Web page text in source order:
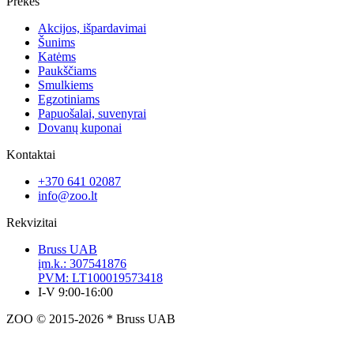
Akcijos, išpardavimai
Šunims
Katėms
Paukščiams
Smulkiems
Egzotiniams
Papuošalai, suvenyrai
Dovanų kuponai
Kontaktai
+370 641 02087
info@zoo.lt
Rekvizitai
Bruss UAB
įm.k.: 307541876
PVM: LT100019573418
I-V 9:00-16:00
ZOO © 2015-2026 * Bruss UAB